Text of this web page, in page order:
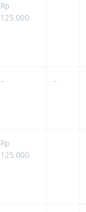
Rp
125.000
– –
Rp
125.000